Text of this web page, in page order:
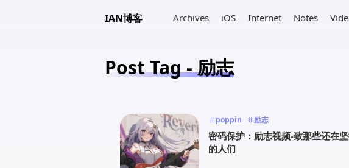
IAN博客 Archives iOS Internet Notes
Post Tag - 励志
poppin 励志
密码保护：励志视频-致那些还在
的人们